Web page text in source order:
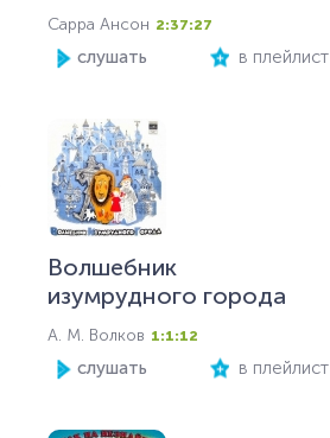
Сарра Ансон 2:37:27
слушать в плейлист
Волшебник
изумрудного города
А. М. Волков 1:1:12
слушать в плейлист